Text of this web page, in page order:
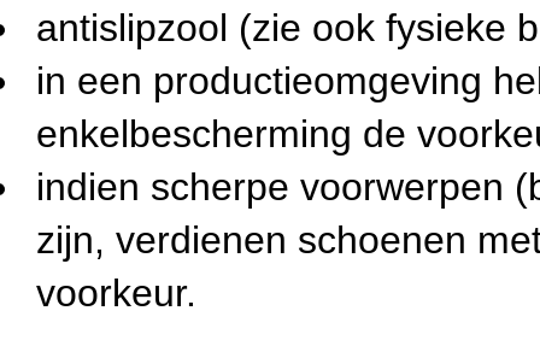
antislipzool (zie ook fysieke
in een productieomgeving
enkelbescherming de
indien scherpe voorwerpen
zijn, verdienen schoenen
voorkeur.